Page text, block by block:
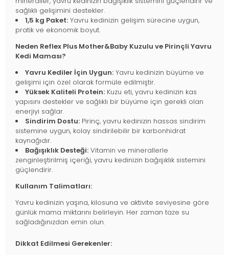
sağlıklı gelişimini destekler.
1,5 kg Paket: Yavru kedinizin gelişim sürecine uygun,
pratik ve ekonomik boyut.
Neden Reflex Plus Mother&Baby Kuzulu ve Pirinçli Yavru
Kedi Maması?
Yavru Kediler İçin Uygun: Yavru kedinizin büyüme ve
gelişimi için özel olarak formüle edilmiştir.
Yüksek Kaliteli Protein: Kuzu eti, yavru kedinizin kas
yapısını destekler ve sağlıklı bir büyüme için gerekli olan
enerjiyi sağlar.
Sindirim Dostu: Pirinç, yavru kedinizin hassas sindirim
sistemine uygun, kolay sindirilebilir bir karbonhidrat
kaynağıdır.
Bağışıklık Desteği: Vitamin ve minerallerle
zenginleştirilmiş içeriği, yavru kedinizin bağışıklık sistemini
güçlendirir.
Kullanım Talimatları:
Yavru kedinizin yaşına, kilosuna ve aktivite seviyesine göre
günlük mama miktarını belirleyin. Her zaman taze su
sağladığınızdan emin olun.
Dikkat Edilmesi Gerekenler: